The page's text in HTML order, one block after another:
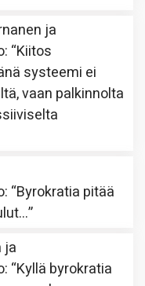
ja
: “Kiitos
systeemi ei
vaan palkinnolta
: “Byrokratia pitää
”
ja
: “Kyllä byrokratia